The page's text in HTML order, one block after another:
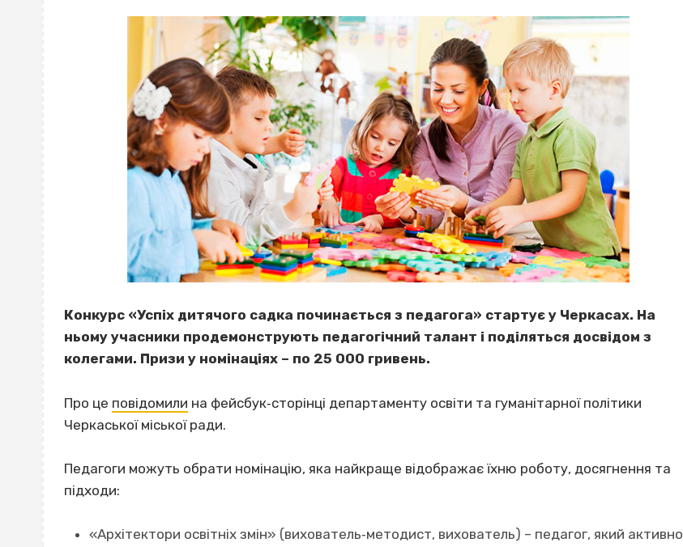
Конкурс «Успіх дитячого садка починається з педагога» стартує у Черкасах. На
ньому учасники продемонструють педагогічний талант і поділяться досвідом з
колегами. Призи у номінаціях – по 25 000 гривень.
Про це повідомили на фейсбук‐сторінці департаменту освіти та гуманітарної політики
Черкаської міської ради.
Педагоги можуть обрати номінацію, яка найкраще відображає їхню роботу, досягнення та
підходи:
«Архітектори освітніх змін» (вихователь‐методист, вихователь) – педагог, який активно